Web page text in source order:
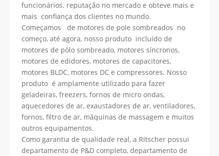
funcionários. reputação no mercado e obteve mais e
mais confiança dos clientes no mundo.
Começamos de motores de pole sombreados no
começo, até agora, nosso produto incluído de
motores de pólo sombreado, motores síncronos,
motores de edidores, motores de capacitores,
motores BLDC, motores DC e compressores. Nosso
produto é amplamente utilizado para fazer
geladeiras, freezers, fornos de micro ondas,
aquecedores de ar, exaustadores de ar, ventiladores,
fornos, filtro de ar, máquinas de massagem e muitos
outros equipamentos.
Como garantia de qualidade real, a Ritscher possui
departamento de P&D completo, departamento de